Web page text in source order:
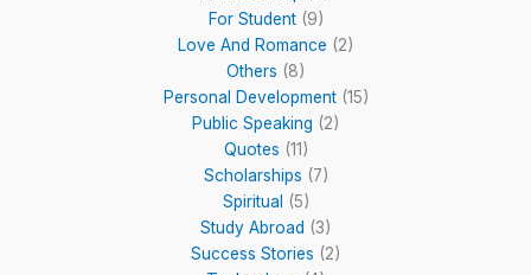
For Student(9)
Love And Romance (2)
Others (8)
Personal Development(15)
Public Speaking (2)
Quotes (11)
Scholarships (7)
Spiritual
(5)
Study Abroad (3)
Success Stories (2)